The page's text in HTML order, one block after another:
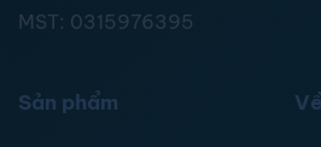
MST: 0315976395
Sản phẩm